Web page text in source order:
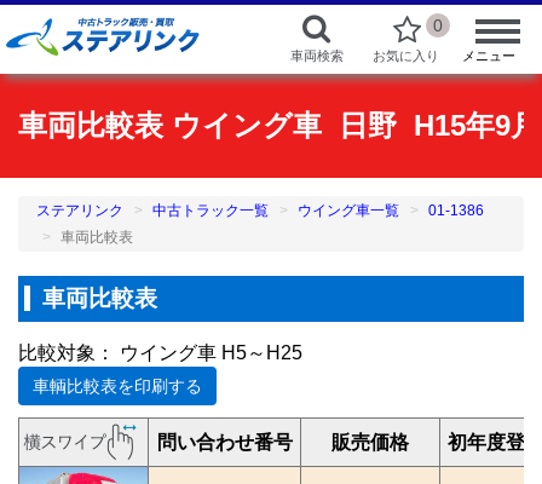
車両検索
0
お気に入り メニュー
車両比較表 ウイング車 日野 H15年9
ステアリンク 中古トラック一覧 ウイング車一覧
01-1386
車両比較表
車両比較表
比較対象： ウイング車 H5～H25
車輌比較表を印刷する
問い合わせ番号 販売価格 初年度登